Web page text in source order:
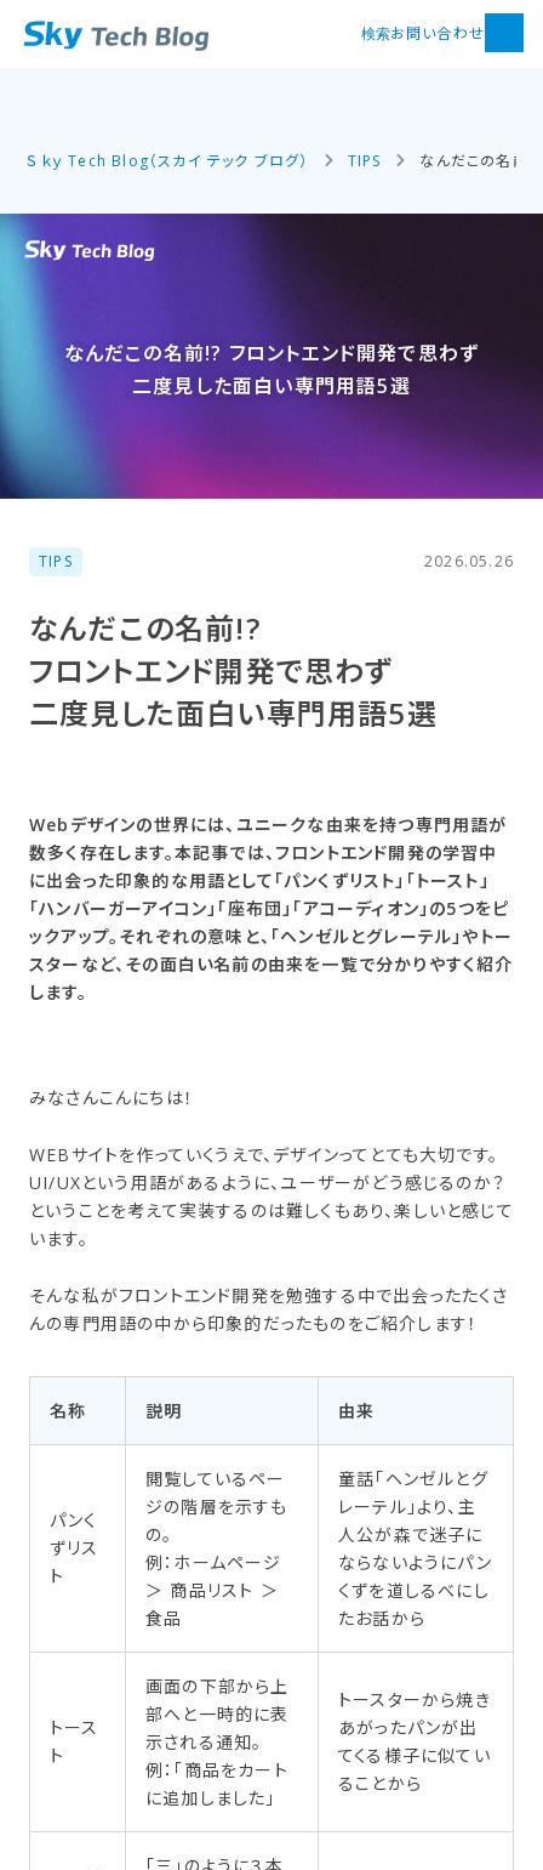
検索お問い合わせ
Ｓｋｙ Tech Blog（スカイ テック ブログ） TIPS なんだこの名前
なんだ​この​名前!? フロントエンド開発で​思わず​
二度見した​面白い​専門用語5選
TIPS 2026.05.26
なんだ​この​名前!?
フロントエンド開発で​思わず​
二度見した​面白い​専門用語5選
Webデザインの世界には、ユニークな由来を持つ専門用語が
数多く存在します。本記事では、フロントエンド開発の学習中
に出会った印象的な用語として「パンくずリスト」「トースト」
「ハンバーガーアイコン」「座布団」「アコーディオン」の5つをピ
ックアップ。それぞれの意味と、「ヘンゼルとグレーテル」やトー
スターなど、その面白い名前の由来を一覧で分かりやすく紹介
します。
みなさんこんにちは！
WEBサイトを作っていくうえで、デザインってとても大切です。
UI/UXという用語があるように、ユーザーがどう感じるのか？
ということを考えて実装するのは難しくもあり、楽しいと感じて
います。
そんな私がフロントエンド開発を勉強する中で出会ったたくさ
んの専門用語の中から印象的だったものをご紹介します！
名称 説明 由来
パンく
ずリス
ト
閲覧しているペー
ジの階層を示すも
の。
例：ホームページ
＞ 商品リスト ＞
食品
童話「ヘンゼルとグ
レーテル」より、主
人公が森で迷子に
ならないようにパン
くずを道しるべにし
たお話から
トース
ト
画面の下部から上
部へと一時的に表
示される通知。
例：「商品をカート
に追加しました」
トースターから焼き
あがったパンが出
てくる様子に似てい
ることから